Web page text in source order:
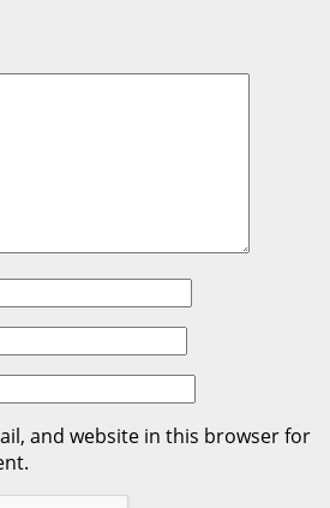
and website in this browser for